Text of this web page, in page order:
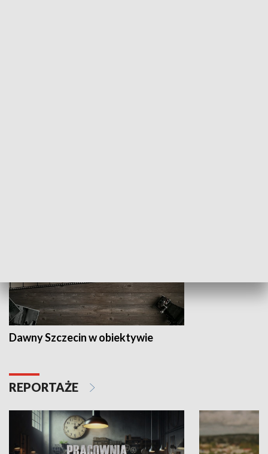
Dawny Szczecin w obiektywie
REPORTAŻE